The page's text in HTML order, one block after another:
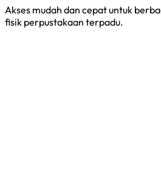
Akses mudah dan cepat untuk
fisik perpustakaan terpadu.